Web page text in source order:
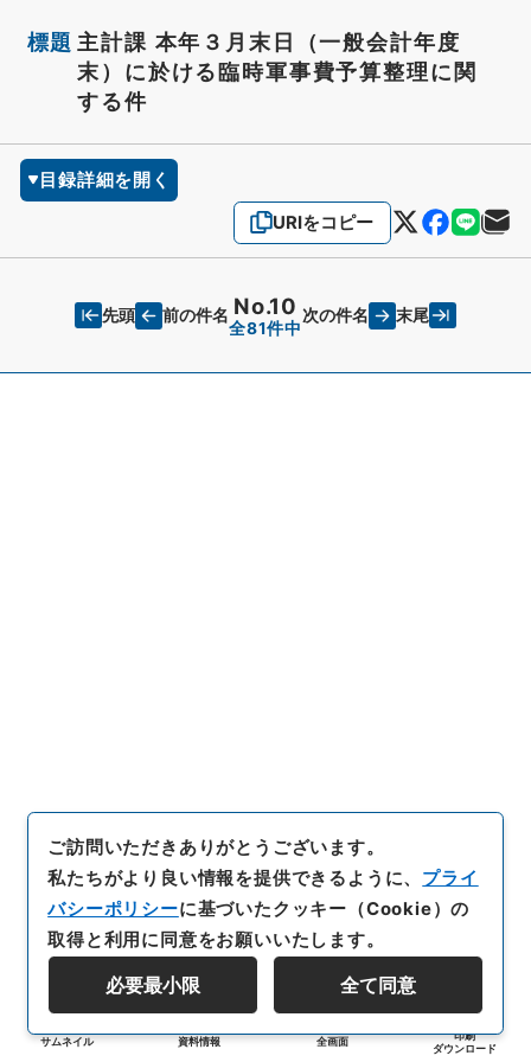
標題 主計課 本年３月末日（一般会計年度
末）に於ける臨時軍事費予算整理に関
する件
目録詳細を開く
URIをコピー
先頭 前の件名 No.10
全81件中
次の件名 末尾
サムネイル 資料情報 全画面
印刷
ダウンロード
ご訪問いただきありがとうございます。
私たちがより良い情報を提供できるように、 プライ
バシーポリシーに基づいたクッキー（Cookie）の
取得と利用に同意をお願いいたします。
必要最小限 全て同意